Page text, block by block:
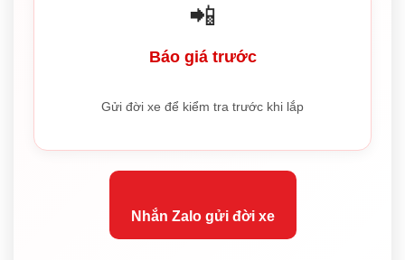
📲
Báo giá trước
Gửi đời xe để kiểm tra trước khi lắp
Nhắn Zalo gửi đời xe